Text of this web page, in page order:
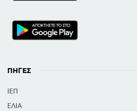
ΠΗΓΈΣ
ΙΕΠ
ΕΛΙΑ